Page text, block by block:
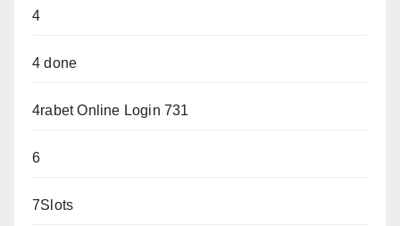
4
4 done
4rabet Online Login 731
6
7Slots